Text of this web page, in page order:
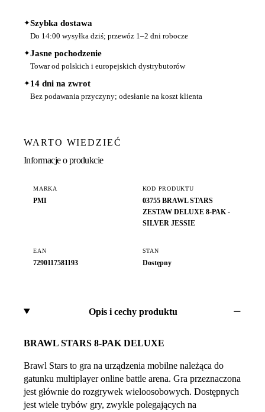
✦Szybka dostawa
Do 14:00 wysyłka dziś; przewóz 1–2 dni robocze
✦Jasne pochodzenie
Towar od polskich i europejskich dystrybutorów
✦14 dni na zwrot
Bez podawania przyczyny; odesłanie na koszt klienta
WARTO WIEDZIEĆ
Informacje o produkcie
MARKA
PMI
KOD PRODUKTU
03755 BRAWL STARS
ZESTAW DELUXE 8-PAK -
SILVER JESSIE
EAN
7290117581193
STAN
Dostępny
Opis i cechy produktu
BRAWL STARS 8-PAK DELUXE
Brawl Stars to gra na urządzenia mobilne należąca do
gatunku multiplayer online battle arena. Gra przeznaczona
jest głównie do rozgrywek wieloosobowych. Dostępnych
jest wiele trybów gry, zwykle polegających na